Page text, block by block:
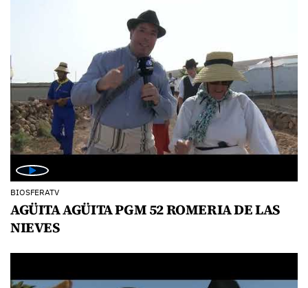
BIOSFERATV
AGÜITA AGÜITA PGM 52 ROMERIA DE LAS
NIEVES